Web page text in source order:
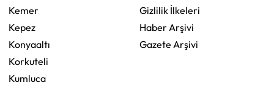
Kemer
Kepez
Konyaaltı
Korkuteli
Kumluca
Gizlilik İlkeleri
Haber Arşivi
Gazete Arşivi